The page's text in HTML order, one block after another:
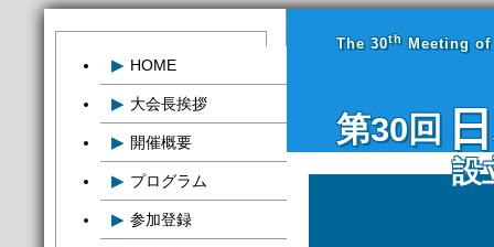
▶ HOME
▶ 大会長挨拶
▶ 開催概要
▶ プログラム
▶ 参加登録
The 30th Meeting
第30回
設